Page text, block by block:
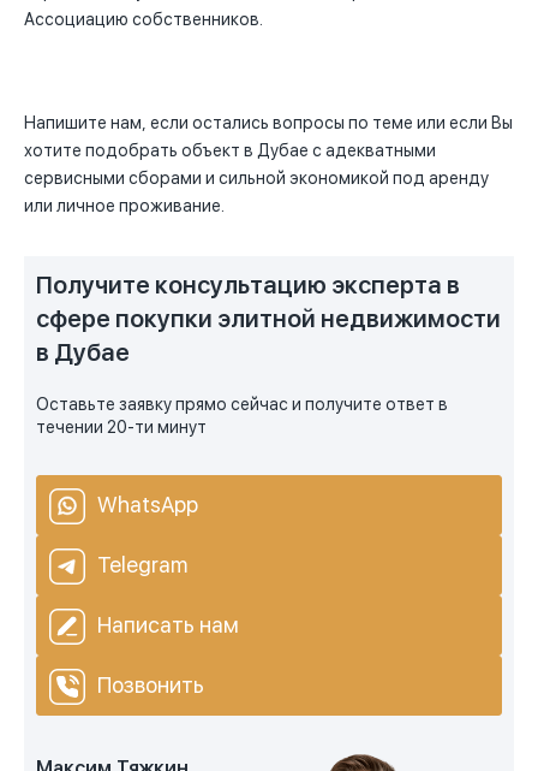
Ассоциацию собственников.
Напишите нам, если остались вопросы по теме или если Вы
хотите подобрать объект в Дубае с адекватными
сервисными сборами и сильной экономикой под аренду
или личное проживание.
Получите консультацию эксперта в
сфере покупки элитной недвижимости
в Дубае
Оставьте заявку прямо сейчас и получите ответ в
течении 20-ти минут
WhatsApp
Telegram
Написать нам
Позвонить